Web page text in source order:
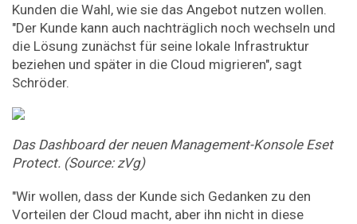
Kunden die Wahl, wie sie das Angebot nutzen wollen.
"Der Kunde kann auch nachträglich noch wechseln und
die Lösung zunächst für seine lokale Infrastruktur
beziehen und später in die Cloud migrieren", sagt
Schröder.
Das Dashboard der neuen Management-Konsole Eset
Protect. (Source: zVg)
"Wir wollen, dass der Kunde sich Gedanken zu den
Vorteilen der Cloud macht, aber ihn nicht in diese